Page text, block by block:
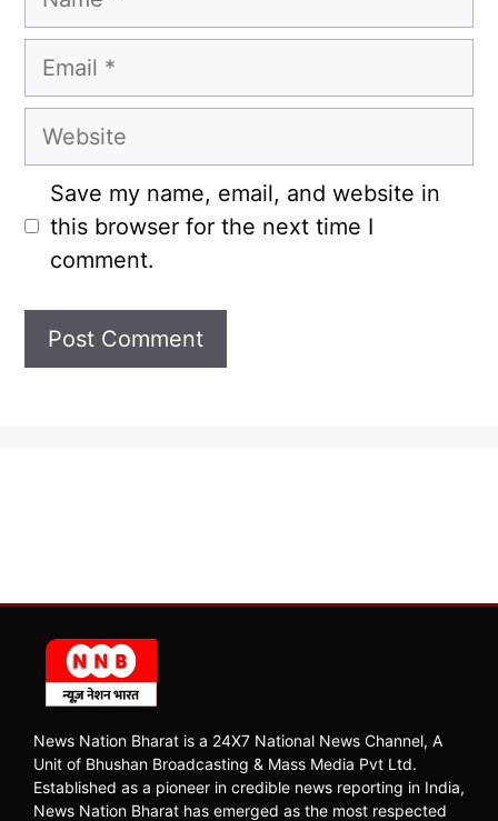
Email
Website
Save my name, email, and website in
this browser for the next time I
comment.
News Nation Bharat is a 24X7 National News Channel, A
Unit of Bhushan Broadcasting & Mass Media Pvt Ltd.
Established as a pioneer in credible news reporting in India,
News Nation Bharat has emerged as the most respected